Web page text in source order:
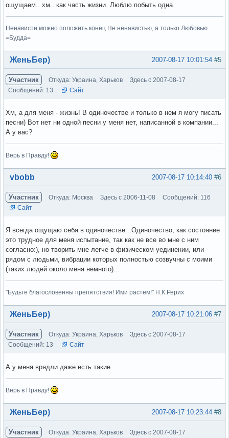
ощущаем.. хм.. как часть жизни. Люблю побыть одна.
Ненависти можно положить конец Не ненавистью, а только Любовью.
=Будда=
Вне форума #5
2007-08-17 10:01:54
ЖеньБер)
Участник Откуда: Украина, Харьков
Здесь с 2007-08-17
Сообщений: 13
Сайт
Хм, а для меня - жизнь! В одиночестве и только в нем я могу писать
песни) Вот нет ни одной песни у меня нет, написанной в компании...
А у вас?
Верь в Правду!
Вне форума #6
2007-08-17 10:14:40
vbobb
Участник Откуда: Москва Здесь с 2006-11-08
Сообщений: 116
Сайт
Я всегда ощущаю себя в одиночестве...Одиночество, как состояние
это трудное для меня испытание, так как не все во мне с ним
согласно:), но творить мне легче в физическом уединении, или
рядом с людьми, вибрации которых полностью созвучны с моими
(таких людей около меня немного)...
"Будьте благословенны препятствия! Ими растем!" Н.К.Рерих
Вне форума #7
2007-08-17 10:21:06
ЖеньБер)
Участник Откуда: Украина, Харьков
Здесь с 2007-08-17
Сообщений: 13
Сайт
А у меня врядли даже есть такие...
Верь в Правду!
Вне форума #8
2007-08-17 10:23:44
ЖеньБер)
Участник Откуда: Украина, Харьков
Здесь с 2007-08-17